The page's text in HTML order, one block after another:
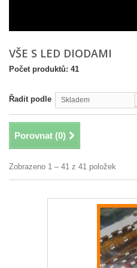
VŠE S LED DIODAMI
Počet produktů: 41
Řadit podle Skladem
Porovnat (0)
Zobrazeno 1 – 41 z 41 položek